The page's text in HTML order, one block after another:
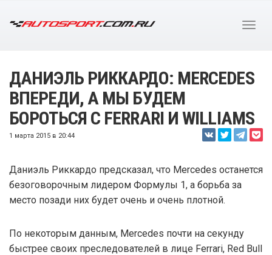
ДАНИЭЛЬ РИККАРДО: MERCEDES
ВПЕРЕДИ, А МЫ БУДЕМ
БОРОТЬСЯ С FERRARI И WILLIAMS
1 марта 2015 в 20:44
Даниэль Риккардо предсказал, что Mercedes останется
безоговорочным лидером Формулы 1, а борьба за
место позади них будет очень и очень плотной.
По некоторым данным, Mercedes почти на секунду
быстрее своих преследователей в лице Ferrari, Red Bull